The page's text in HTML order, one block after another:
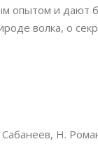
опытом и дают
волка, о
Н.